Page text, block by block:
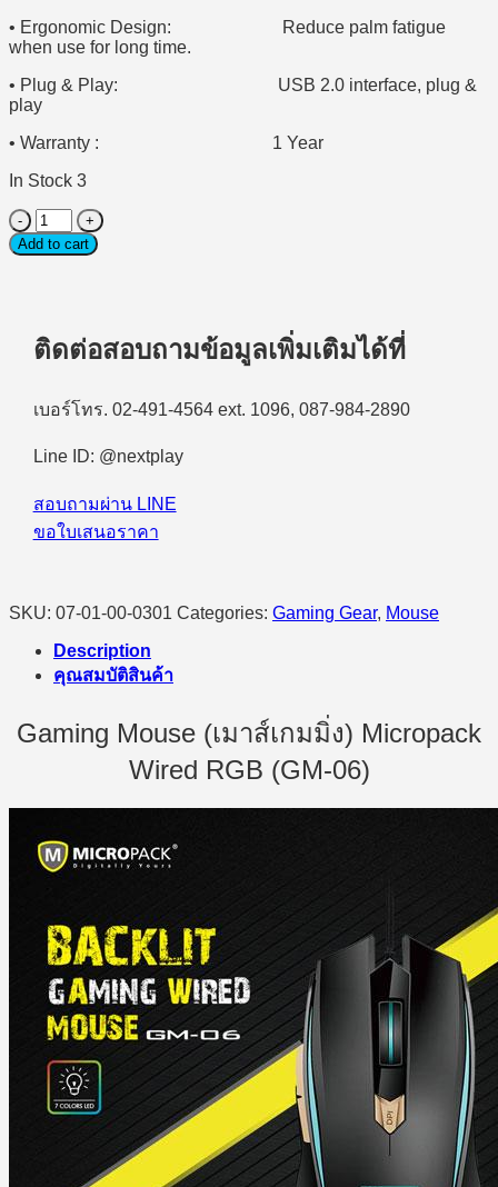
• Ergonomic Design: Reduce palm fatigue
when use for long time.
• Plug & Play: USB 2.0 interface, plug &
play
• Warranty : 1 Year
In Stock 3
Gaming
Mouse
(เมาส์
Micropack
Wired
(GM-
06)
Add to cart
ติดต่อสอบถามข้อมูลเพิ่มเติมได้ที่
เบอร์โทร. 02-491-4564 ext. 1096, 087-984-2890
Line ID: @nextplay
สอบถามผ่าน LINE
ขอใบเสนอราคา
SKU: 07-01-00-0301 Categories: Gaming Gear, Mouse
Description
คุณสมบัติสินค้า
Gaming Mouse (เมาส์เกมมิ่ง) Micropack
Wired RGB (GM-06)